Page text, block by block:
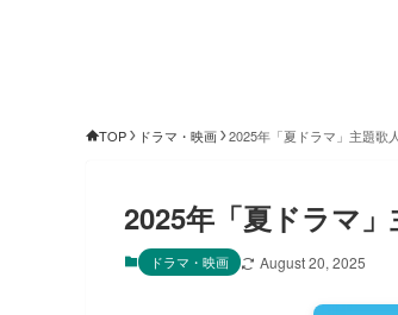
TOP ドラマ・映画 2025年「夏ドラマ」主題歌
2025年「夏ドラマ
ドラマ・映画 August 20, 2025